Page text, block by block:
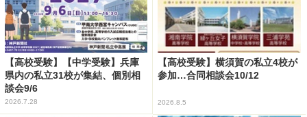
【高校受験】【中学受験】兵庫
県内の私立31校が集結、個別相
談会9/6
2026.7.28
【高校受験】横須賀の私立4校が
参加…合同相談会10/12
2026.8.5